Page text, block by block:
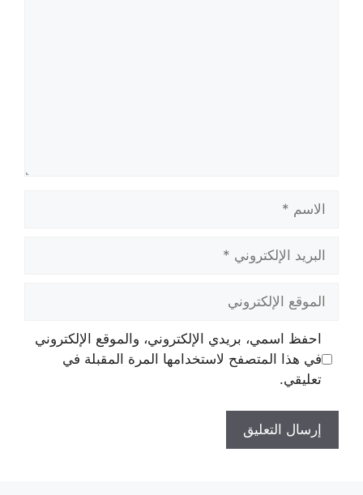
الاسم
البريد
الإلكتروني
الموقع
الإلكتروني
احفظ اسمي، بريدي الإلكتروني، والموقع الإلكتروني
في هذا المتصفح لاستخدامها المرة المقبلة في
تعليقي.